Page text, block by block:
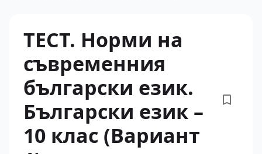
ТЕСТ. Норми на
съвременния
български език.
Български език –
10 клас (Вариант